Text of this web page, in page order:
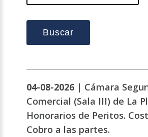
Buscar
04-08-2026 | Cámara
Comercial (Sala III) de La
Honorarios de Peritos.
Cobro a las partes.